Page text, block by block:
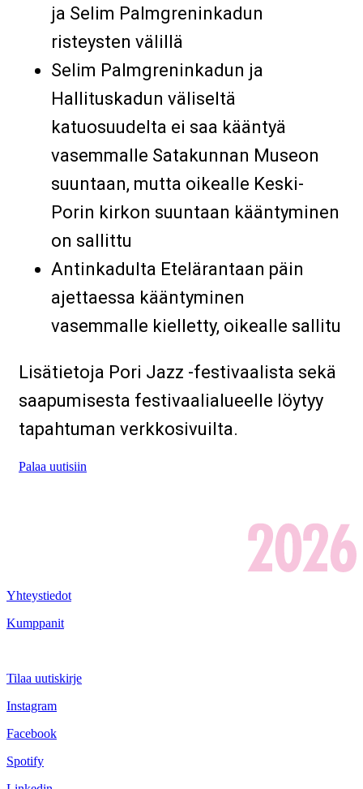
ja Selim Palmgreninkadun
risteysten välillä
Selim Palmgreninkadun ja
Hallituskadun väliseltä
katuosuudelta ei saa kääntyä
vasemmalle Satakunnan Museon
suuntaan, mutta oikealle Keski-
Porin kirkon suuntaan kääntyminen
on sallittu
Antinkadulta Etelärantaan päin
ajettaessa kääntyminen
vasemmalle kielletty, oikealle sallitu
Lisätietoja Pori Jazz -festivaalista sekä
saapumisesta festivaalialueelle löytyy
tapahtuman verkkosivuilta.
Palaa uutisiin
Yhteystiedot
Kumppanit
Tilaa uutiskirje
Instagram
Facebook
Spotify